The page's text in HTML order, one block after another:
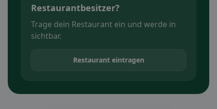
Restaurantbesitzer?
Trage dein Restaurant ein und werde in
sichtbar.
Restaurant eintragen